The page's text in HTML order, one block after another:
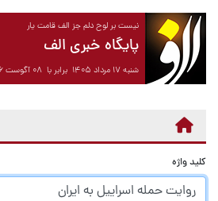
نیست بر لوح دلم جز الف قامت یار
پایگاه خبری الف
شنبه ۱۷ مرداد ۱۴۰۵ برابر با ۰۸ آگوست ۲۰۲۶
کلید واژه